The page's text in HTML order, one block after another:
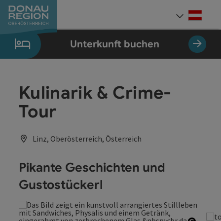
Zum Inhalt
Zur Navigation
Zum Seitenanfang
Zur Kontaktseite
Zum Impressum
Zur Startseite
Unterkunft buchen
Kulinarik & Crime-
Tour
Linz, Oberösterreich, Österreich
Pikante Geschichten und
Gustostückerl